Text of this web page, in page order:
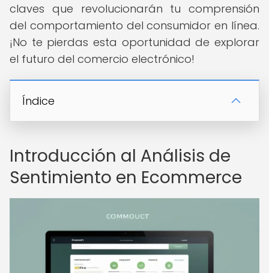
claves que revolucionarán tu comprensión
del comportamiento del consumidor en línea.
¡No te pierdas esta oportunidad de explorar
el futuro del comercio electrónico!
Índice
Introducción al Análisis de
Sentimiento en Ecommerce